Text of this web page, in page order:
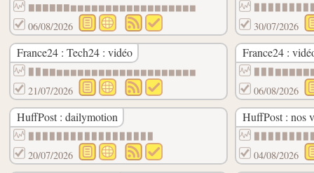
▇▇▇▇▇▇▆▆▆▆▆▆▆▆▆▆▆▆▆▆▆▆▆▆
06/08/2026 30/07/2026
France24 : Tech24 : vidéo
▉▉▇▇▆▆▆▆▆▆▆▆▆▆▆▆▆▆▆▆▆▆▆▆
21/07/2026
France24 :
06/08/2026
HuffPost : dailymotion
20/07/2026
HuffPost : nos
04/08/2026